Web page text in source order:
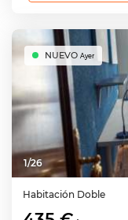
1/26
NUEVO Ayer
Habitación Doble